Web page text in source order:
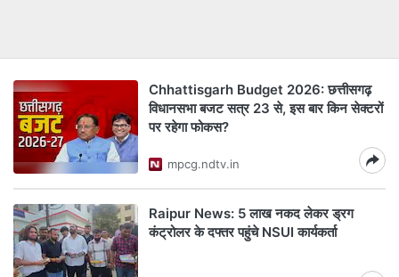
Chhattisgarh Budget 2026: छत्तीसगढ़
विधानसभा बजट सत्र 23 से, इस बार किन सेक्टरों
पर रहेगा फोकस?
mpcg.ndtv.in
Raipur News: 5 लाख नकद लेकर ड्रग
कंट्रोलर के दफ्तर पहुंचे NSUI कार्यकर्ता